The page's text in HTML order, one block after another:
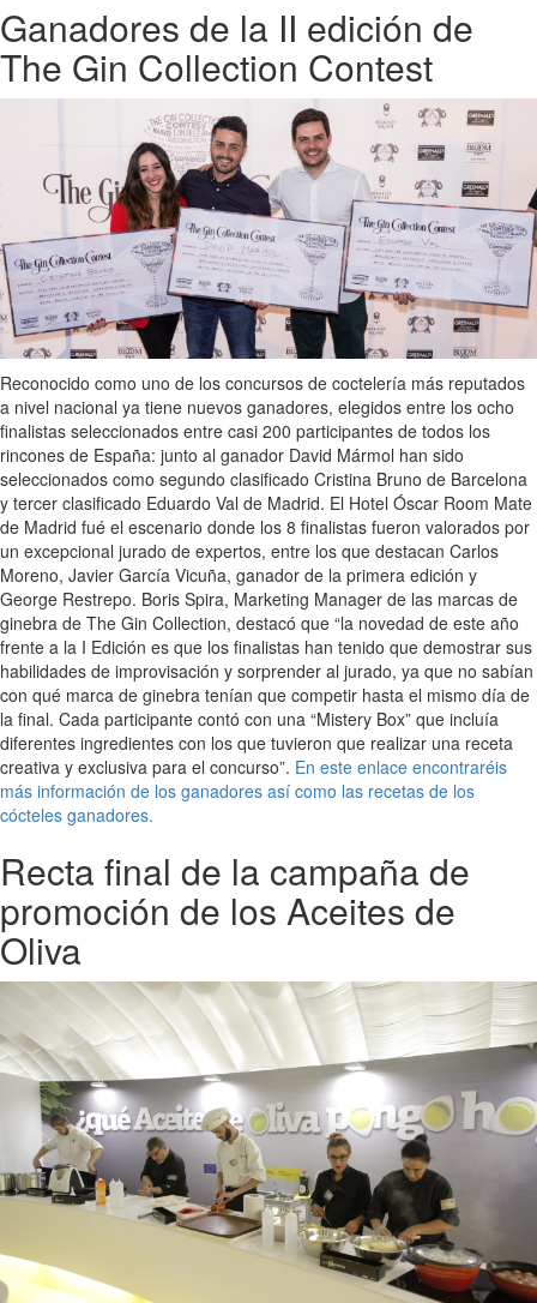
Ganadores de la II edición de
The Gin Collection Contest
Reconocido como uno de los concursos de coctelería más reputados
a nivel nacional ya tiene nuevos ganadores, elegidos entre los ocho
finalistas seleccionados entre casi 200 participantes de todos los
rincones de España: junto al ganador David Mármol han sido
seleccionados como segundo clasificado Cristina Bruno de Barcelona
y tercer clasificado Eduardo Val de Madrid. El Hotel Óscar Room Mate
de Madrid fué el escenario donde los 8 finalistas fueron valorados por
un excepcional jurado de expertos, entre los que destacan Carlos
Moreno, Javier García Vicuña, ganador de la primera edición y
George Restrepo. Boris Spira, Marketing Manager de las marcas de
ginebra de The Gin Collection, destacó que “la novedad de este año
frente a la I Edición es que los finalistas han tenido que demostrar sus
habilidades de improvisación y sorprender al jurado, ya que no sabían
con qué marca de ginebra tenían que competir hasta el mismo día de
la final. Cada participante contó con una “Mistery Box” que incluía
diferentes ingredientes con los que tuvieron que realizar una receta
creativa y exclusiva para el concurso”. En este enlace encontraréis
más información de los ganadores así como las recetas de los
cócteles ganadores.
Recta final de la campaña de
promoción de los Aceites de
Oliva